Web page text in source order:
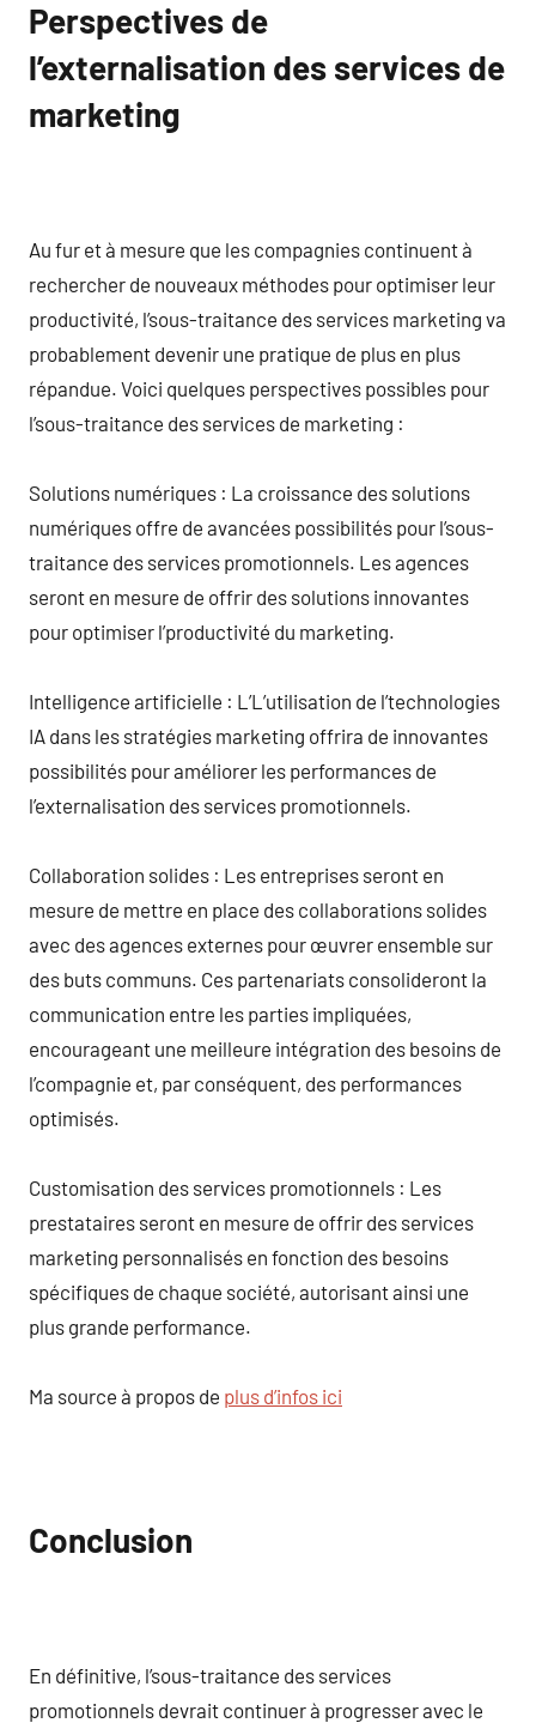
Perspectives de
l’externalisation des services de
marketing
Au fur et à mesure que les compagnies continuent à
rechercher de nouveaux méthodes pour optimiser leur
productivité, l’sous-traitance des services marketing va
probablement devenir une pratique de plus en plus
répandue. Voici quelques perspectives possibles pour
l’sous-traitance des services de marketing :
Solutions numériques : La croissance des solutions
numériques offre de avancées possibilités pour l’sous-
traitance des services promotionnels. Les agences
seront en mesure de offrir des solutions innovantes
pour optimiser l’productivité du marketing.
Intelligence artificielle : L’L’utilisation de l’technologies
IA dans les stratégies marketing offrira de innovantes
possibilités pour améliorer les performances de
l’externalisation des services promotionnels.
Collaboration solides : Les entreprises seront en
mesure de mettre en place des collaborations solides
avec des agences externes pour œuvrer ensemble sur
des buts communs. Ces partenariats consolideront la
communication entre les parties impliquées,
encourageant une meilleure intégration des besoins de
l’compagnie et, par conséquent, des performances
optimisés.
Customisation des services promotionnels : Les
prestataires seront en mesure de offrir des services
marketing personnalisés en fonction des besoins
spécifiques de chaque société, autorisant ainsi une
plus grande performance.
Ma source à propos de plus d’infos ici
Conclusion
En définitive, l’sous-traitance des services
promotionnels devrait continuer à progresser avec le